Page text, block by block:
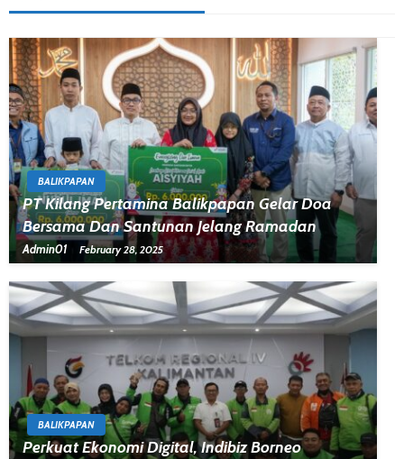
BALIKPAPAN
PT Kilang Pertamina Balikpapan Gelar Doa
Bersama Dan Santunan Jelang Ramadan
Admin01 February 28, 2025
BALIKPAPAN
Perkuat Ekonomi Digital, Indibiz Borneo